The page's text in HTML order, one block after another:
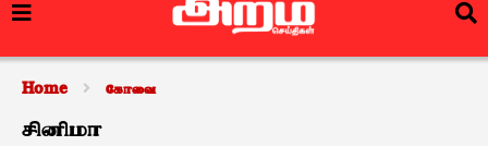
Home கோவை
சினிமா